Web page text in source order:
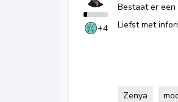
+4
Bestaat er
Liefst met
Zenya